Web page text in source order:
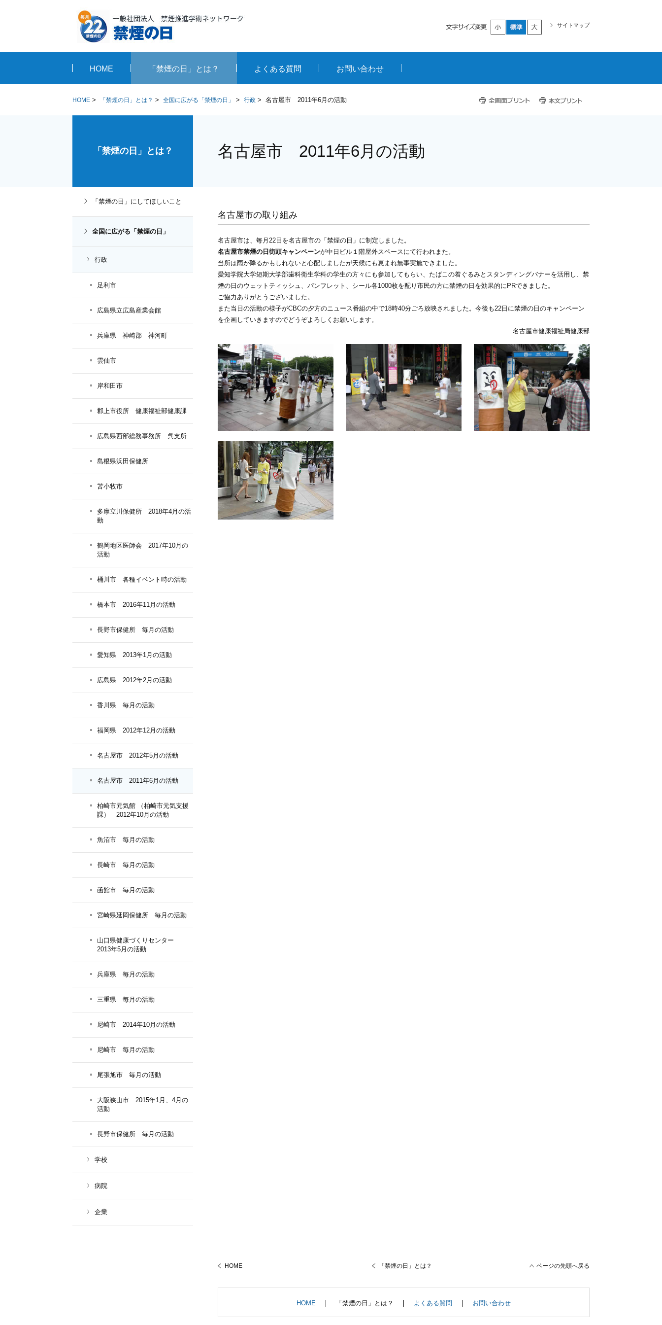
サイトマップ
HOME 「禁煙の日」とは？ よくある質問 お問い合わせ
HOME > 「禁煙の日」とは？ > 全国に広がる「禁煙の日」 > 行政 > 名古屋市 2011年6月の活動
名古屋市 2011年6月の活動
名古屋市の取り組み
名古屋市は、毎月22日を名古屋市の「禁煙の日」に制定しました。
名古屋市禁煙の日街頭キャンペーンが中日ビル１階屋外スペースにて行われまた。
当所は雨が降るかもしれないと心配しましたが天候にも恵まれ無事実施できました。
愛知学院大学短期大学部歯科衛生学科の学生の方々にも参加してもらい、たばこの着ぐるみとスタンディングバナーを活用し、禁
煙の日のウェットティッシュ、パンフレット、シール各1000枚を配り市民の方に禁煙の日を効果的にPRできました。
ご協力ありがとうございました。
また当日の活動の様子がCBCの夕方のニュース番組の中で18時40分ごろ放映されました。今後も22日に禁煙の日のキャンペーン
を企画していきますのでどうぞよろしくお願いします。
名古屋市健康福祉局健康部
「禁煙の日」とは？
「禁煙の日」にしてほしいこと
全国に広がる「禁煙の日」
行政
足利市
広島県立広島産業会館
兵庫県 神崎郡 神河町
雲仙市
岸和田市
郡上市役所 健康福祉部健康課
広島県西部総務事務所 呉支所
島根県浜田保健所
苫小牧市
多摩立川保健所 2018年4月の活
動
鶴岡地区医師会 2017年10月の
活動
桶川市 各種イベント時の活動
橋本市 2016年11月の活動
長野市保健所 毎月の活動
愛知県 2013年1月の活動
広島県 2012年2月の活動
香川県 毎月の活動
福岡県 2012年12月の活動
名古屋市 2012年5月の活動
名古屋市 2011年6月の活動
柏崎市元気館 （柏崎市元気支援
課） 2012年10月の活動
魚沼市 毎月の活動
長崎市 毎月の活動
函館市 毎月の活動
宮崎県延岡保健所 毎月の活動
山口県健康づくりセンター
2013年5月の活動
兵庫県 毎月の活動
三重県 毎月の活動
尼崎市 2014年10月の活動
尼崎市 毎月の活動
尾張旭市 毎月の活動
大阪狭山市 2015年1月、4月の
活動
長野市保健所 毎月の活動
学校
病院
企業
「禁煙の日」とは？
HOME ページの先頭へ戻る
HOME 「禁煙の日」とは？ よくある質問 お問い合わせ